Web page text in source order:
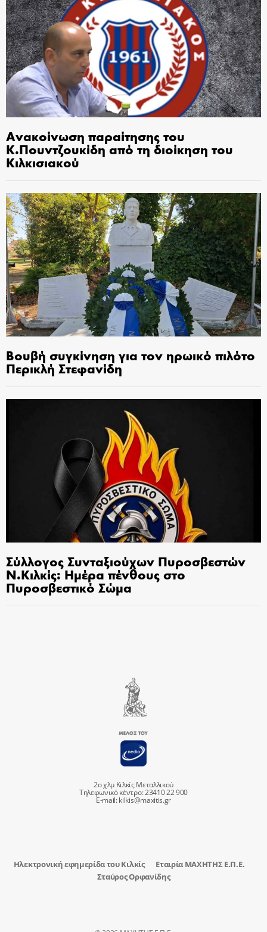
Ανακοίνωση παραίτησης του
Κ.Πουντζουκίδη από τη διοίκηση του
Κιλκισιακού
Βουβή συγκίνηση για τον ηρωικό πιλότο
Περικλή Στεφανίδη
Σύλλογος Συνταξιούχων Πυροσβεστών
Ν.Κιλκίς: Ημέρα πένθους στο
Πυροσβεστικό Σώμα
2ο χλμ Κιλκίς Μεταλλικού
Τηλεφωνικό κέντρο: 23410 22 900
E-mail:kilkis@maxitis.gr
Ηλεκτρονική εφημερίδα του Κιλκίς
Εταιρία ΜΑΧΗΤΗΣ Ε.Π.Ε.
Σταύρος Ορφανίδης